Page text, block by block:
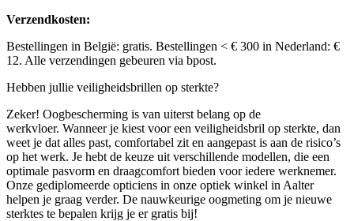
Verzendkosten:
Bestellingen in België: gratis. Bestellingen < € 300 in Nederland: €
12. Alle verzendingen gebeuren via bpost.
Hebben jullie veiligheidsbrillen op sterkte?
Zeker! Oogbescherming is van uiterst belang op de
werkvloer. Wanneer je kiest voor een veiligheidsbril op sterkte, dan
weet je dat alles past, comfortabel zit en aangepast is aan de risico’s
op het werk. Je hebt de keuze uit verschillende modellen, die een
optimale pasvorm en draagcomfort bieden voor iedere werknemer.
Onze gediplomeerde opticiens in onze optiek winkel in Aalter
helpen je graag verder. De nauwkeurige oogmeting om je nieuwe
sterktes te bepalen krijg je er gratis bij!